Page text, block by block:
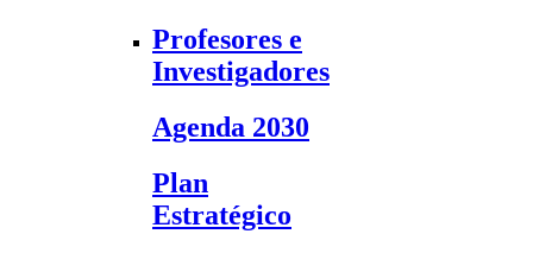
Profesores e
Investigadores
Agenda 2030
Plan
Estratégico